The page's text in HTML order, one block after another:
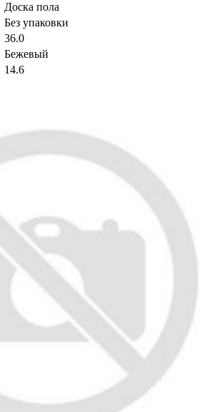
Доска пола
Без упаковки
36.0
Бежевый
14.6